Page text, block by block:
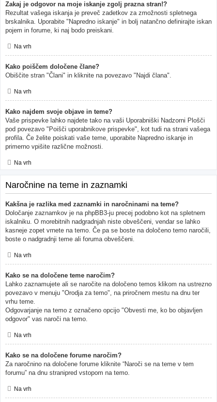
Zakaj je odgovor na moje iskanje zgolj prazna stran!?
Rezultat vašega iskanja je preveč zadetkov za zmožnosti spletnega
brskalnika. Uporabite "Napredno iskanje" in bolj natančno definirajte iskan
pojem in forume, ki naj bodo preiskani.
Na vrh
Kako poiščem določene člane?
Obiščite stran "Člani" in kliknite na povezavo "Najdi člana".
Na vrh
Kako najdem svoje objave in teme?
Vaše prispevke lahko najdete tako na vaši Uporabniški Nadzorni Plošči
pod povezavo "Poišči uporabnikove prispevke", kot tudi na strani vašega
profila. Če želite poiskati vaše teme, uporabite Napredno iskanje in
primerno vpišite različne možnosti.
Na vrh
Naročnine na teme in zaznamki
Kakšna je razlika med zaznamki in naročninami na teme?
Določanje zaznamkov je na phpBB3-ju precej podobno kot na spletnem
iskalniku. O morebitnih nadgradnjah niste obveščeni, vendar se lahko
kasneje zopet vrnete na temo. Če pa se boste na določeno temo naročili,
boste o nadgradnji teme ali foruma obveščeni.
Na vrh
Kako se na določene teme naročim?
Lahko zaznamujete ali se naročite na določeno temos klikom na ustrezno
povezavo v menuju "Orodja za temo", na priročnem mestu na dnu ter
vrhu teme.
Odgovarjanje na temo z označeno opcijo "Obvesti me, ko bo objavljen
odgovor" vas naroči na temo.
Na vrh
Kako se na določene forume naročim?
Za naročnino na določene forume kliknite “Naroči se na teme v tem
forumu” na dnu stranipred vstopom na temo.
Na vrh